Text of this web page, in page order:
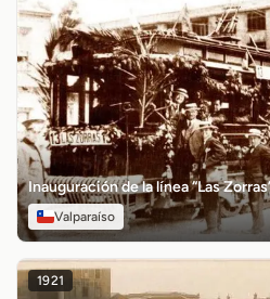
Inauguración de la línea “Las
Valparaíso
1921